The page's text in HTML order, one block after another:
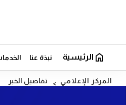
الرئيسية نبذة عنا
المركز الإعلامي تفاصيل الخبر